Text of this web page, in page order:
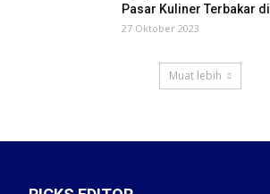
Pasar Kuliner Terbakar
27 Oktober 2023
Muat lebih